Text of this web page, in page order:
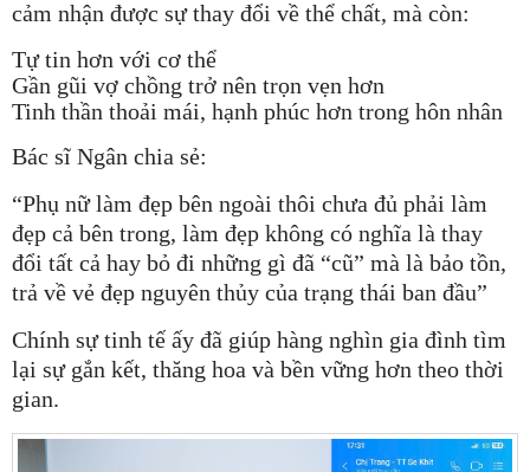
cảm nhận được sự thay đổi về thể chất, mà còn:
Tự tin hơn với cơ thể
Gần gũi vợ chồng trở nên trọn vẹn hơn
Tinh thần thoải mái, hạnh phúc hơn trong hôn nhân
Bác sĩ Ngân chia sẻ:
“Phụ nữ làm đẹp bên ngoài thôi chưa đủ phải làm
đẹp cả bên trong, làm đẹp không có nghĩa là thay
đổi tất cả hay bỏ đi những gì đã “cũ” mà là bảo tồn,
trả về vẻ đẹp nguyên thủy của trạng thái ban đầu”
Chính sự tinh tế ấy đã giúp hàng nghìn gia đình tìm
lại sự gắn kết, thăng hoa và bền vững hơn theo thời
gian.